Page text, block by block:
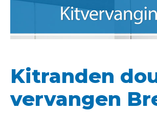
Kitranden
vervangen